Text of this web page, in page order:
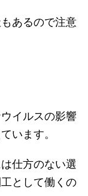
あるので注意
イルスの影響
います。
仕方のない選
として働くの